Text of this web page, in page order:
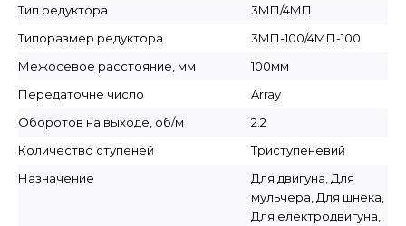
Тип редуктора
3МП/4МП
Типоразмер редуктора
3МП-100/4МП-100
Межосевое расстояние, мм
100мм
Передаточне число
Array
Оборотов на выходе, об/м
2.2
Количество ступеней
Триступеневий
Назначение
Для двигуна, Для
мульчера, Для шнека,
Для електродвигуна,